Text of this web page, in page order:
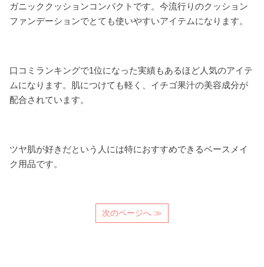
ガニッククッションコンパクトです。今流行りのクッション
ファンデーションでとても使いやすいアイテムになります。
口コミランキングで1位になった実績もあるほど人気のアイテ
ムになります。肌につけても軽く、イチゴ果汁の美容成分が
配合されています。
ツヤ肌が好きだという人には特におすすめできるベースメイ
ク用品です。
次のページへ ≫